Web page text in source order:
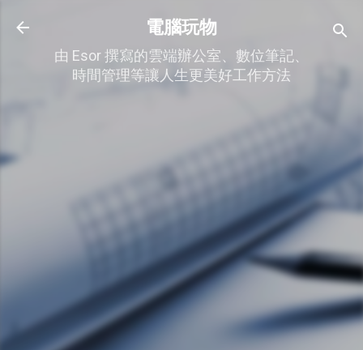
跳到主要內容
電腦玩物
由 Esor 撰寫的雲端辦公室、數位筆記、
時間管理等讓人生更美好工作方法